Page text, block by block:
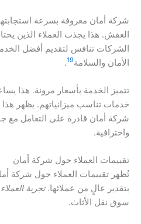
شركة أمان معروفة بسرعة
العفش. هذا يجذب العملاء الذين
الشركات تنافس لتقديم أفضل
الأمان والسلامة19
.
تتميز الخدمة بأسعار مرونة. هذا
خدمات تناسب ميزانياتهم. يظهر
شركة أمان قادرة على التعامل مع
واحترافية.
تقييمات العملاء حول شركة أمان
تُظهر تقييمات العملاء حول شركة
بتقدير عالٍ من عملائها.تجربة العملاء
سوق نقل الأثاث.